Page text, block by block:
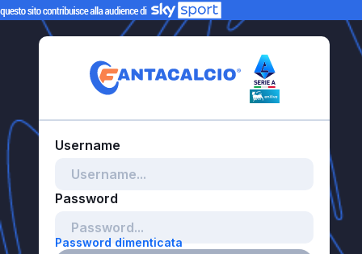
Password dimenticata